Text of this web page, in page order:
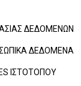
ΔΕΔΟΜΕΝΩΝ
ΔΕΔΟΜΕΝΑ
ΙΣΤΟΤΟΠΟΥ